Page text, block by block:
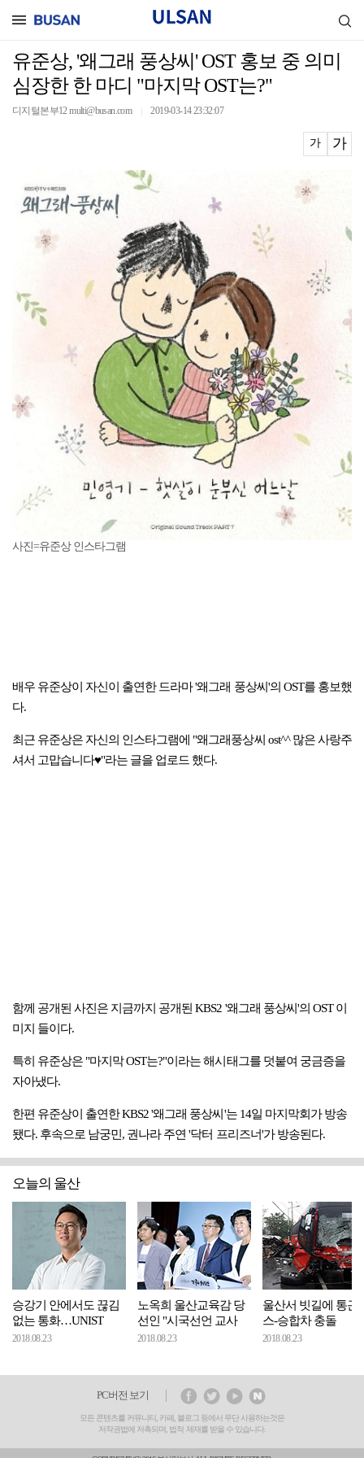
유준상, '왜그래 풍상씨' OST 홍보 중 의미
심장한 한 마디 "마지막 OST는?"
디지털본부12 multi@busan.com 2019-03-14 23:32:07
가 가
사진=유준상 인스타그램
배우 유준상이 자신이 출연한 드라마 '왜그래 풍상씨'의 OST를 홍보했
다.
최근 유준상은 자신의 인스타그램에 "왜그래풍상씨 ost^^ 많은 사랑주
셔서 고맙습니다♥"라는 글을 업로드 했다.
함께 공개된 사진은 지금까지 공개된 KBS2 '왜그래 풍상씨'의 OST 이
미지 들이다.
특히 유준상은 "마지막 OST는?"이라는 해시태그를 덧붙여 궁금증을
자아냈다.
한편 유준상이 출연한 KBS2 '왜그래 풍상씨'는 14일 마지막회가 방송
됐다. 후속으로 남궁민, 권나라 주연 '닥터 프리즈너'가 방송된다.
오늘의 울산
승강기 안에서도 끊김
없는 통화…UNIST
2018.08.23
노옥희 울산교육감 당
선인 "시국선언 교사
2018.08.23
울산서 빗길에 통근
스-승합차 충돌
2018.08.23
PC버전 보기
모든 콘텐츠를 커뮤니티, 카페, 블로그 등에서 무단 사용하는것은
저작권법에 저촉되며, 법적 제재를 받을 수 있습니다.